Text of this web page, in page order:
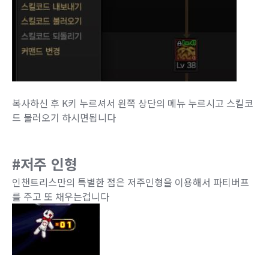
복사하신 후 K키 누르셔서 왼쪽 상단의 메뉴 누르시고 스킬코
드 불러오기 하시면됩니다
#저주 인형
인챈트리스만의 특별한 점은 저주인형을 이용해서 파티버프
를 주고 또 채우는겁니다